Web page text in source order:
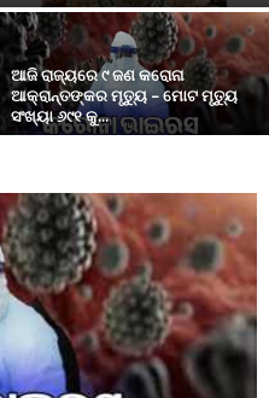
ଆଜି ରାଜ୍ୟରେ ୯ ଜଣ କରୋନା
ଆକ୍ରାନ୍ତଙ୍କର ମୃତ୍ୟୁ – ମୋଟ ମୃତ୍ୟୁ
ସଂଖ୍ୟା ୬୯୧ କୁ...